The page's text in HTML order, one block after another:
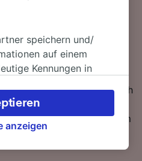
wahlweise einen
um nach Alicante-
Bahnunternehmen
Zügen in
von Bremen nach
Sie im Voraus buchen.
oben auf der Seite, um
und die günstigsten
speichern und/
auf einem
Kennungen in
Ihre Präferenzen
einschließlich
bei berechtigtem
Seite der
anzeigen